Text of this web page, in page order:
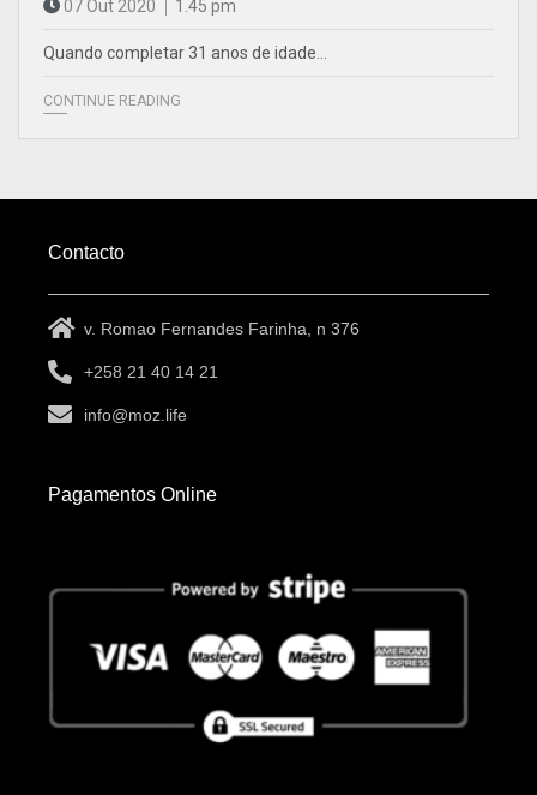
07 Out 2020 1.45 pm
Quando completar 31 anos de idade...
CONTINUE READING
Contacto
v. Romao Fernandes Farinha, n 376
+258 21 40 14 21
info@moz.life
Pagamentos Online